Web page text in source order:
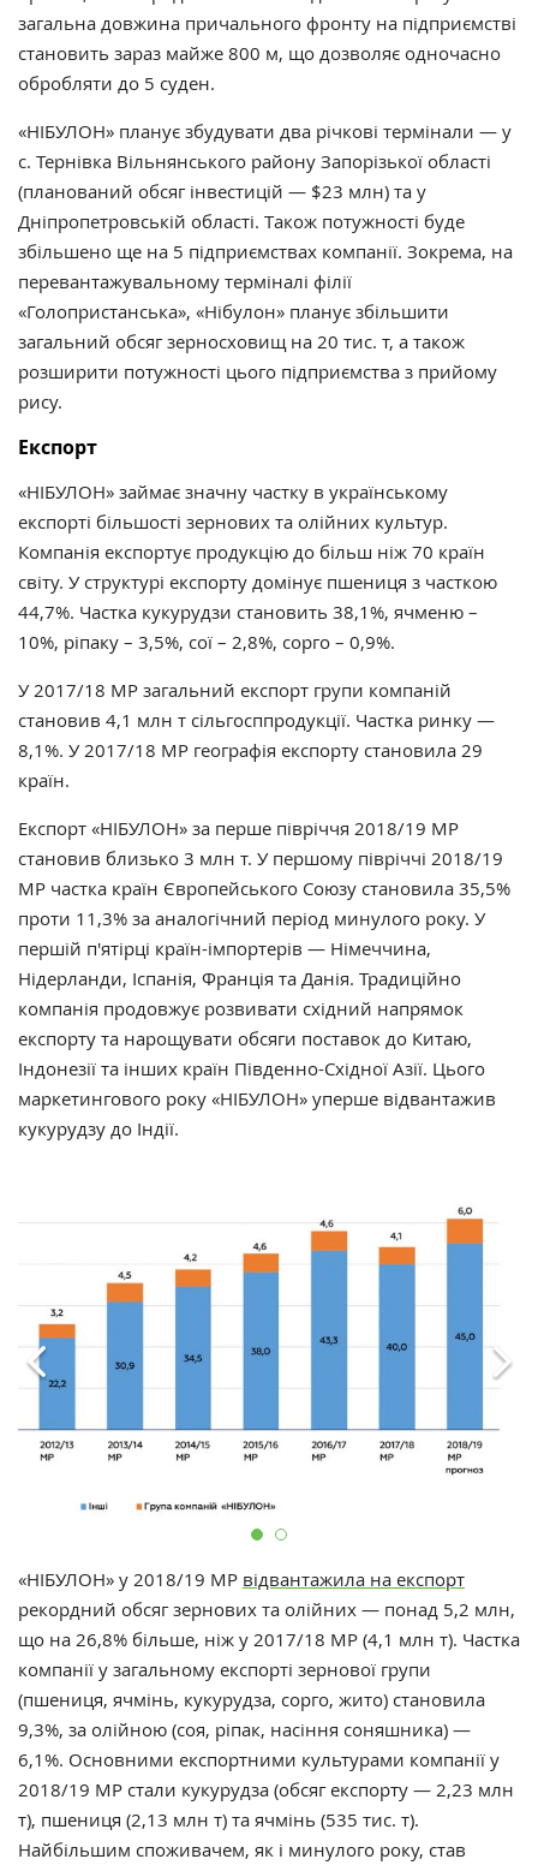
загальна довжина причального фронту на підприємстві
становить зараз майже 800 м, що дозволяє одночасно
обробляти до 5 суден.
«НІБУЛОН» планує збудувати два річкові термінали — у
с. Тернівка Вільнянського району Запорізької області
(планований обсяг інвестицій — $23 млн) та у
Дніпропетровській області. Також потужності буде
збільшено ще на 5 підприємствах компанії. Зокрема, на
перевантажувальному терміналі філії
«Голопристанська», «Нібулон» планує збільшити
загальний обсяг зерносховищ на 20 тис. т, а також
розширити потужності цього підприємства з прийому
рису.
Експорт
«НІБУЛОН» займає значну частку в українському
експорті більшості зернових та олійних культур.
Компанія експортує продукцію до більш ніж 70 країн
світу. У структурі експорту домінує пшениця з часткою
44,7%. Частка кукурудзи становить 38,1%, ячменю –
10%, ріпаку – 3,5%, сої – 2,8%, сорго – 0,9%.
У 2017/18 МР загальний експорт групи компаній
становив 4,1 млн т сільгосппродукції. Частка ринку —
8,1%. У 2017/18 МР географія експорту становила 29
країн.
Експорт «НІБУЛОН» за перше півріччя 2018/19 МР
становив близько 3 млн т. У першому півріччі 2018/19
МР частка країн Європейського Союзу становила 35,5%
проти 11,3% за аналогічний період минулого року. У
першій п'ятірці країн-імпортерів — Німеччина,
Нідерланди, Іспанія, Франція та Данія. Традиційно
компанія продовжує розвивати східний напрямок
експорту та нарощувати обсяги поставок до Китаю,
Індонезії та інших країн Південно-Східної Азії. Цього
маркетингового року «НІБУЛОН» уперше відвантажив
кукурудзу до Індії.
«НІБУЛОН» у 2018/19 МР відвантажила на експорт
рекордний обсяг зернових та олійних — понад 5,2 млн,
що на 26,8% більше, ніж у 2017/18 МР (4,1 млн т). Частка
компанії у загальному експорті зернової групи
(пшениця, ячмінь, кукурудза, сорго, жито) становила
9,3%, за олійною (соя, ріпак, насіння соняшника) —
6,1%. Основними експортними культурами компанії у
2018/19 МР стали кукурудза (обсяг експорту — 2,23 млн
т), пшениця (2,13 млн т) та ячмінь (535 тис. т).
Найбільшим споживачем, як і минулого року, став